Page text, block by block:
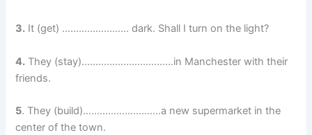
3. It (get) …………………… dark. Shall I turn on the light?
4. They (stay)……………………………in Manchester with their
friends.
5. They (build)……………………….a new supermarket in the
center of the town.